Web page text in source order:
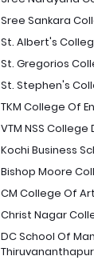
Sree Sankara
St. Albert's
St. Gregorios
St. Stephen's
TKM College Of
VTM NSS
Kochi Business
Bishop Moore
CM College Of
Christ Nagar
DC School Of